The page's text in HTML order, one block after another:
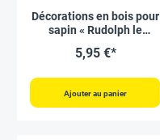
Décorations en bois pour
sapin « Rudolph le
5,95 €*
Ajouter au panier